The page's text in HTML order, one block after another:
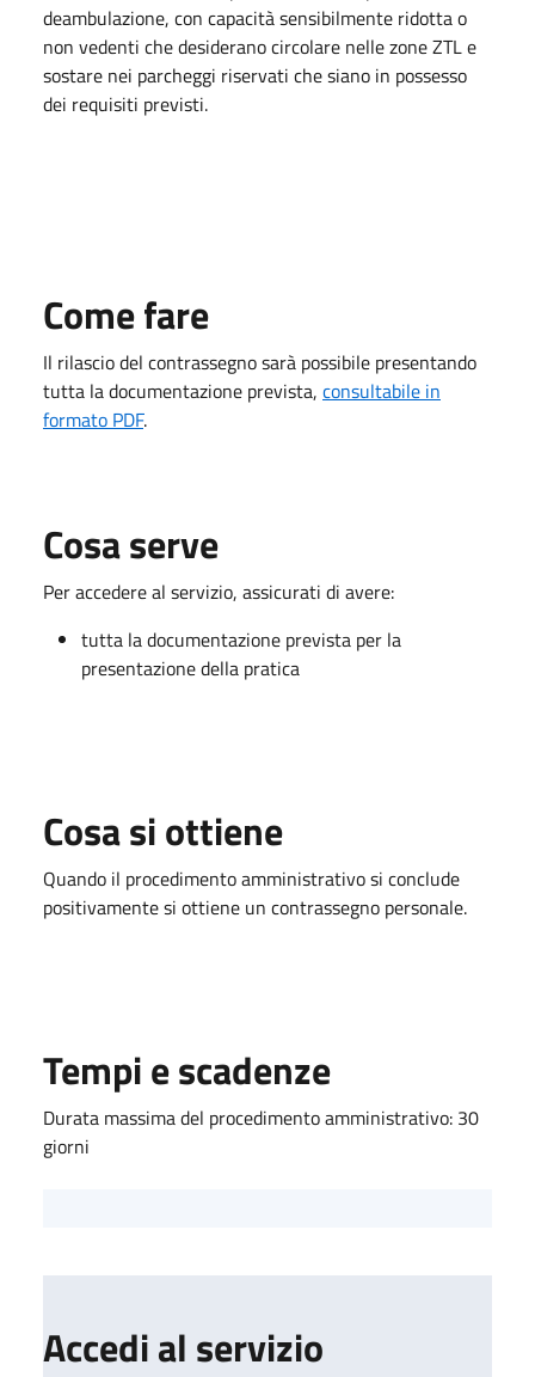
deambulazione, con capacità sensibilmente ridotta o
non vedenti che desiderano circolare nelle zone ZTL e
sostare nei parcheggi riservati che siano in possesso
dei requisiti previsti.
Come fare
Il rilascio del contrassegno sarà possibile presentando
tutta la documentazione prevista, consultabile in
formato PDF.
Cosa serve
Per accedere al servizio, assicurati di avere:
tutta la documentazione prevista per la
presentazione della pratica
Cosa si ottiene
Quando il procedimento amministrativo si conclude
positivamente si ottiene un contrassegno personale.
Tempi e scadenze
Durata massima del procedimento amministrativo: 30
giorni
Accedi al servizio